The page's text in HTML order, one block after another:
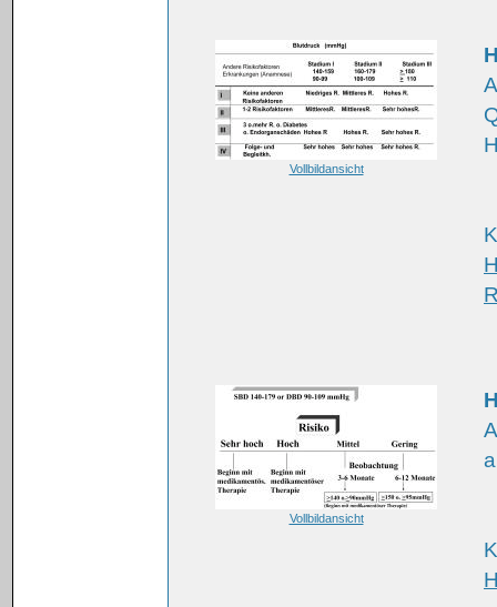
Vollbildansicht
Vollbildansicht